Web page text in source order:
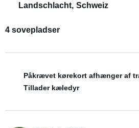
Landschlacht, Schweiz
4 sovepladser
Påkrævet kørekort afhænger af
Tillader kæledyr